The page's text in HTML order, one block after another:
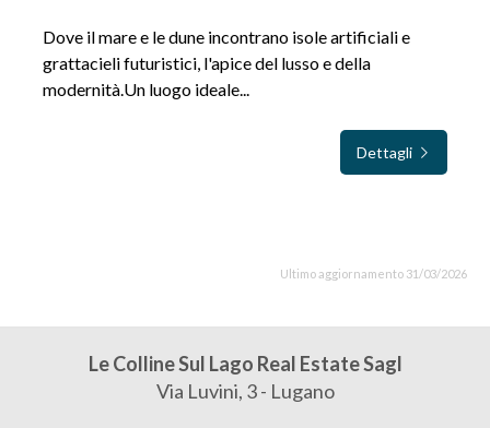
Dove il mare e le dune incontrano isole artificiali e
grattacieli futuristici, l'apice del lusso e della
modernità.Un luogo ideale...
Dettagli
Ultimo aggiornamento 31/03/2026
Le Colline Sul Lago Real Estate Sagl
Via Luvini, 3 - Lugano